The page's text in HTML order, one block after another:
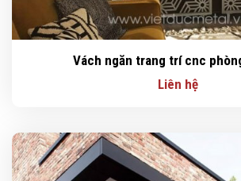
Vách ngăn trang trí cnc
Liên hệ